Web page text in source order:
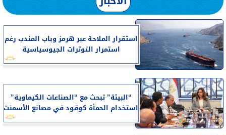
استقرار الملاحة عبر هرمز وباب المندب رغم
استمرار التوترات الجيوسياسية
“البيئة” تبحث مع “الصناعات الكيماوية”
استخدام الحمأة كوقود في مصانع الأسمنت